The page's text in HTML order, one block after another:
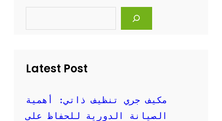
ف
ل
ف
س
ب
Latest Post
مكيف جري تنظيف ذاتي: أهمية
الصيانة الدورية للحفاظ على